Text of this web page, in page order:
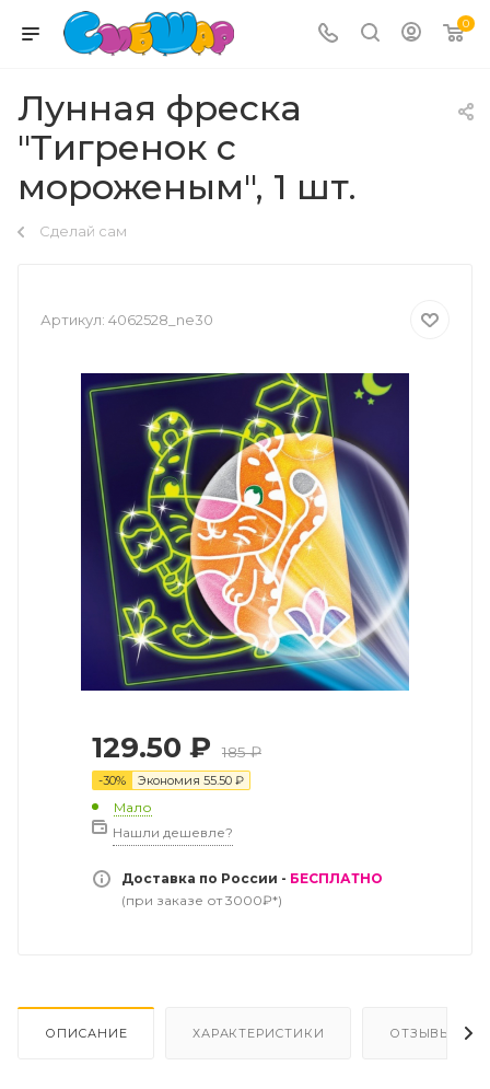
0
Лунная фреска
"Тигренок с
мороженым", 1 шт.
Сделай сам
Артикул: 4062528_ne30
129.50 ₽ 185₽
-30% Экономия 55.50 ₽
Мало
Нашли дешевле?
Доставка по России - БЕСПЛАТНО
(при заказе от 3000₽*)
ОПИСАНИЕ ХАРАКТЕРИСТИКИ ОТЗЫВЫ